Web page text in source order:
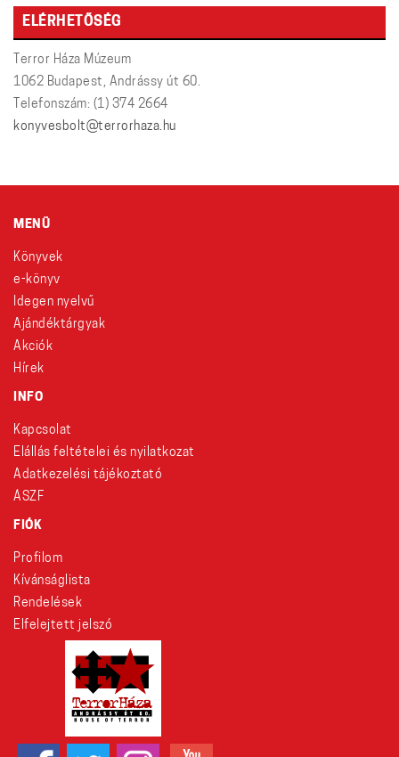
ELÉRHETŐSÉG
Terror Háza Múzeum
1062 Budapest, Andrássy út 60.
Telefonszám: (1) 374 2664
konyvesbolt@terrorhaza.hu
MENÜ
Könyvek
e-könyv
Idegen nyelvű
Ajándéktárgyak
Akciók
Hírek
INFO
Kapcsolat
Elállás feltételei és nyilatkozat
Adatkezelési tájékoztató
ÁSZF
FIÓK
Profilom
Kívánságlista
Rendelések
Elfelejtett jelszó